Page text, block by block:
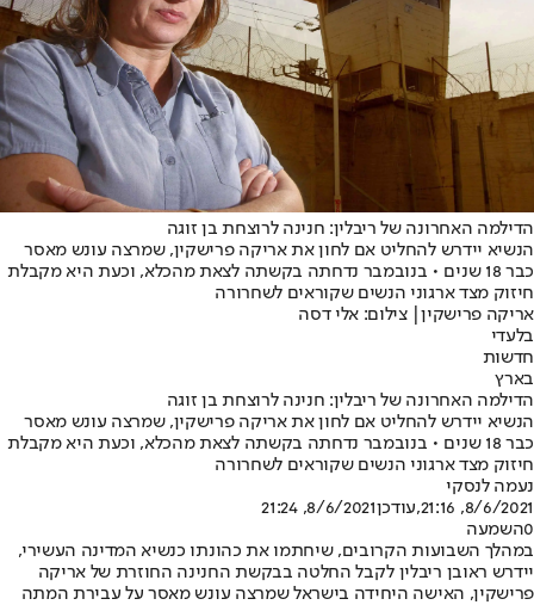
הדילמה האחרונה של ריבלין: חנינה לרוצחת בן זוגה
הנשיא יידרש להחליט אם לחון את אריקה פרישקין, שמרצה עונש מאסר
כבר 18 שנים • בנובמבר נדחתה בקשתה לצאת מהכלא, וכעת היא מקבלת
חיזוק מצד ארגוני הנשים שקוראים לשחרורה
אריקה פרישקין| צילום: אלי דסה
בלעדי
חדשות
בארץ
הדילמה האחרונה של ריבלין: חנינה לרוצחת בן זוגה
הנשיא יידרש להחליט אם לחון את אריקה פרישקין, שמרצה עונש מאסר
כבר 18 שנים • בנובמבר נדחתה בקשתה לצאת מהכלא, וכעת היא מקבלת
חיזוק מצד ארגוני הנשים שקוראים לשחרורה
נעמה לנסקי
8/6/2021, 21:16
,עודכן8/6/2021, 21:24
0השמעה
במהלך השבועות הקרובים, שיחתמו את כהונתו כנשיא המדינה העשירי,
יידרש ראובן ריבלין לקבל החלטה בבקשת החנינה החוזרת של אריקה
פרישקין, האישה היחידה בישראל שמרצה עונש מאסר על עבירת המתה